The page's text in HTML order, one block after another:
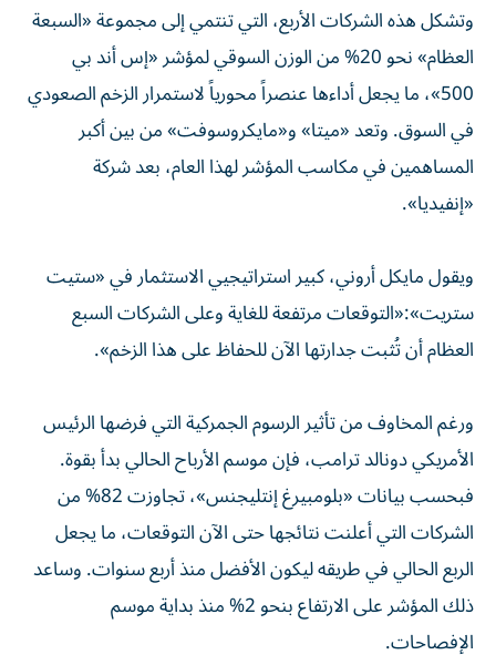
وتشكل هذه الشركات الأربع، التي تنتمي إلى مجموعة «السبعة
العظام» نحو 20% من الوزن السوقي لمؤشر «إس أند بي
500»، ما يجعل أداءها عنصراً محورياً لاستمرار الزخم الصعودي
في السوق. وتعد «ميتا» و«مايكروسوفت» من بين أكبر
المساهمين في مكاسب المؤشر لهذا العام، بعد شركة
«إنفيديا».
ويقول مايكل أروني، كبير استراتيجيي الاستثمار في «ستيت
ستريت»:«التوقعات مرتفعة للغاية وعلى الشركات السبع
العظام أن تُثبت جدارتها الآن للحفاظ على هذا الزخم».
ورغم المخاوف من تأثير الرسوم الجمركية التي فرضها الرئيس
الأمريكي دونالد ترامب، فإن موسم الأرباح الحالي بدأ بقوة.
فبحسب بيانات «بلومبيرغ إنتليجنس»، تجاوزت 82% من
الشركات التي أعلنت نتائجها حتى الآن التوقعات، ما يجعل
الربع الحالي في طريقه ليكون الأفضل منذ أربع سنوات. وساعد
ذلك المؤشر على الارتفاع بنحو 2% منذ بداية موسم
الإفصاحات.